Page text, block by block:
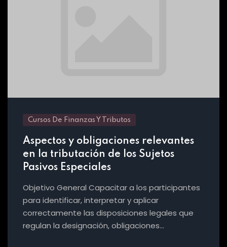
Cursos De Finanzas Y Tributos
Aspectos y obligaciones relevantes
en la tributación de los Sujetos
Pasivos Especiales
Objetivo General Capacitar a los participantes
para identificar, interpretar y aplicar
correctamente las disposiciones legales que
regulan la designación, obligaciones…